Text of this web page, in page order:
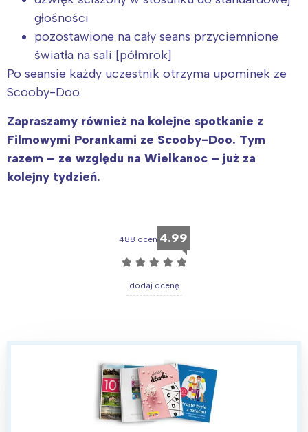
głośności
pozostawione na cały seans przyciemnione
światła na sali [półmrok]
Po seansie każdy uczestnik otrzyma upominek ze
Scooby-Doo.
Zapraszamy również na kolejne spotkanie z
Filmowymi Porankami ze Scooby-Doo. Tym
razem – ze względu na Wielkanoc – już za
kolejny tydzień.
488 ocen 4.99
☆ ☆ ☆ ☆ ☆
dodaj ocenę
Interesują mnie wydarzenia z
Warszawa
Łódź
Wszystkie